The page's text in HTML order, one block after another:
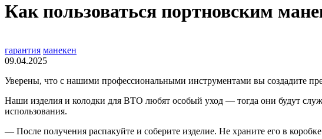
Как пользоваться портновским
гарантия манекен
09.04.2025
Уверены, что с нашими профессиональными инструментами вы создадите
Наши изделия и колодки для ВТО любят особый уход — тогда они будут
использования.
— После получения распакуйте и соберите изделие. Не храните его в